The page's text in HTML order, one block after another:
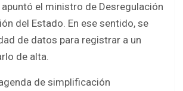
el ministro de Desregulación
del Estado. En ese sentido, se
de datos para registrar a un
de alta.
de simplificación